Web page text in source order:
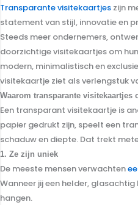
Transparante visitekaartjes zijn
statement van stijl, innovatie en
Steeds meer ondernemers,
doorzichtige visitekaartjes om
modern, minimalistisch en
visitekaartje ziet als verlengstuk
Waarom transparante visitekaartjes
Een transparant visitekaartje is
papier gedrukt zijn, speelt een
schaduw en diepte. Dat trekt
1. Ze zijn uniek
De meeste mensen verwachten
Wanneer jij een helder,
hangen.